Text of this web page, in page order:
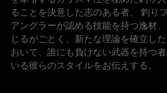
ることを決意した志のある者、 釣り
アングラーが認める技能を持つ逸材
じるがごとく、新たな理論を確立し
おいて、誰にも負けない武器を持つ
いる彼らのスタイルをお伝えする。